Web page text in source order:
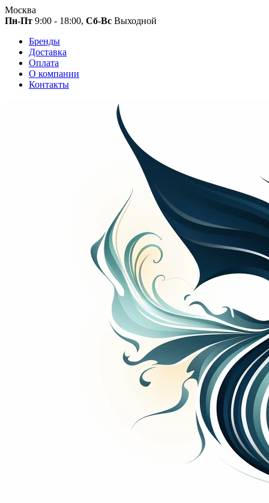
Москва
Пн-Пт 9:00 - 18:00, Сб-Вс Выходной
Бренды
Доставка
Оплата
О компании
Контакты